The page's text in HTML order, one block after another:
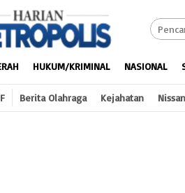
HUKUM/KRIMINAL NASIONAL
Berita Olahraga Kejahatan Nissan